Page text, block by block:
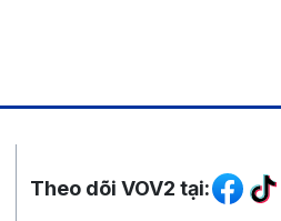
Mạng xã hội
Theo dõi VOV2 tại: